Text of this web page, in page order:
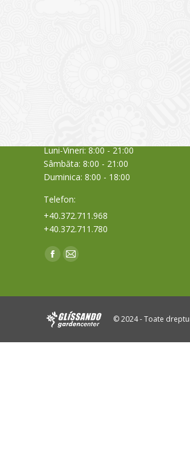
Luni-Vineri: 8:00 - 21:00
Sâmbăta: 8:00 - 21:00
Duminica: 8:00 - 18:00
Telefon:
+40.372.711.968
+40.372.711.780
Find us on:
Facebook
new
Mail
new
© 2024 - Toate